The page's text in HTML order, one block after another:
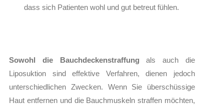
dass sich Patienten wohl und gut betreut fühlen.
Sowohl die Bauchdeckenstraffung als auch die
Liposuktion sind effektive Verfahren, dienen jedoch
unterschiedlichen Zwecken. Wenn Sie überschüssige
Haut entfernen und die Bauchmuskeln straffen möchten,